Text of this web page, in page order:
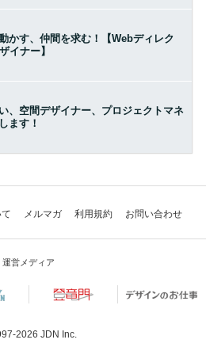
かす、仲間を求む！【Webディレク
イナー】
、空間デザイナー、プロジェクトマネ
ます！
メルマガ 利用規約 お問い合わせ
運営メディア
2026 JDN Inc.